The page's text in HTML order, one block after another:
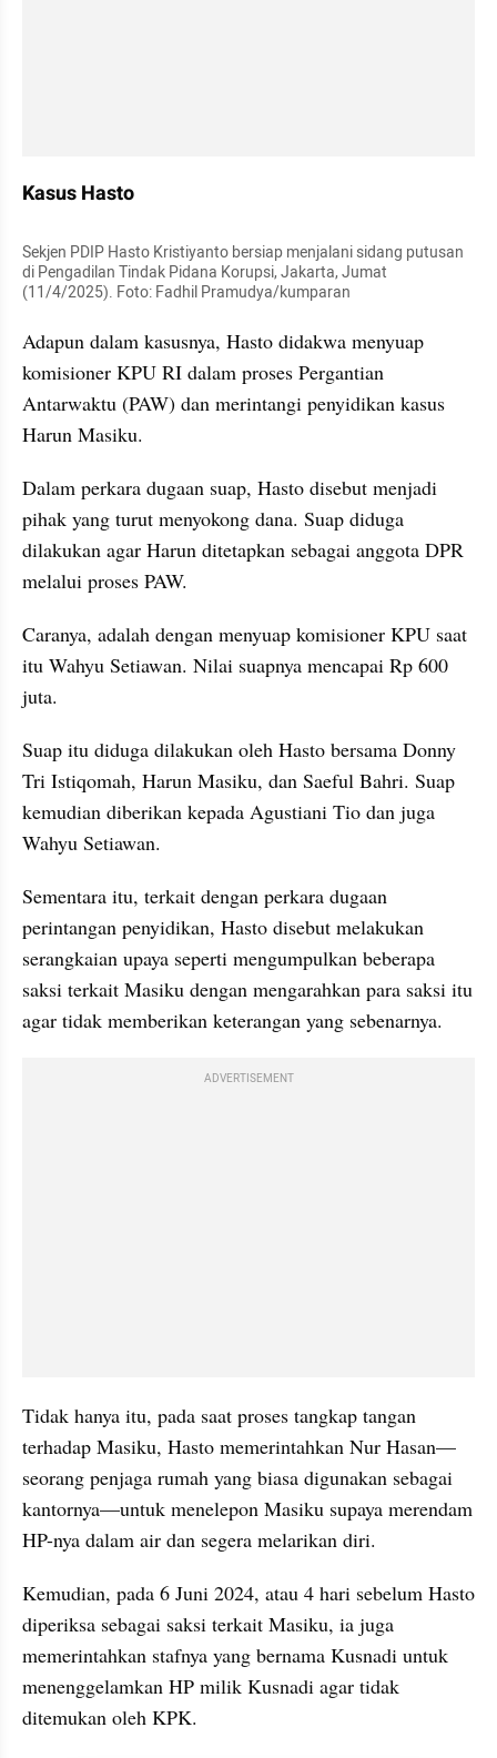
Kasus Hasto
Sekjen PDIP Hasto Kristiyanto bersiap menjalani sidang putusan
di Pengadilan Tindak Pidana Korupsi, Jakarta, Jumat
(11/4/2025). Foto: Fadhil Pramudya/kumparan
Adapun dalam kasusnya, Hasto didakwa menyuap
komisioner KPU RI dalam proses Pergantian
Antarwaktu (PAW) dan merintangi penyidikan kasus
Harun Masiku.
Dalam perkara dugaan suap, Hasto disebut menjadi
pihak yang turut menyokong dana. Suap diduga
dilakukan agar Harun ditetapkan sebagai anggota DPR
melalui proses PAW.
Caranya, adalah dengan menyuap komisioner KPU saat
itu Wahyu Setiawan. Nilai suapnya mencapai Rp 600
juta.
Suap itu diduga dilakukan oleh Hasto bersama Donny
Tri Istiqomah, Harun Masiku, dan Saeful Bahri. Suap
kemudian diberikan kepada Agustiani Tio dan juga
Wahyu Setiawan.
Sementara itu, terkait dengan perkara dugaan
perintangan penyidikan, Hasto disebut melakukan
serangkaian upaya seperti mengumpulkan beberapa
saksi terkait Masiku dengan mengarahkan para saksi itu
agar tidak memberikan keterangan yang sebenarnya.
ADVERTISEMENT
Tidak hanya itu, pada saat proses tangkap tangan
terhadap Masiku, Hasto memerintahkan Nur Hasan—
seorang penjaga rumah yang biasa digunakan sebagai
kantornya—untuk menelepon Masiku supaya merendam
HP-nya dalam air dan segera melarikan diri.
Kemudian, pada 6 Juni 2024, atau 4 hari sebelum Hasto
diperiksa sebagai saksi terkait Masiku, ia juga
memerintahkan stafnya yang bernama Kusnadi untuk
menenggelamkan HP milik Kusnadi agar tidak
ditemukan oleh KPK.